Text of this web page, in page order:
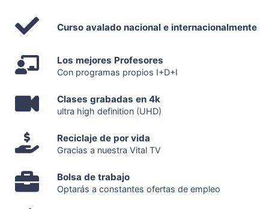
Curso avalado nacional e internacionalmente
Los mejores Profesores
Con programas propios I+D+I
Clases grabadas en 4k
ultra high definition (UHD)
Reciclaje de por vida
Gracias a nuestra Vital TV
Bolsa de trabajo
Optarás a constantes ofertas de empleo